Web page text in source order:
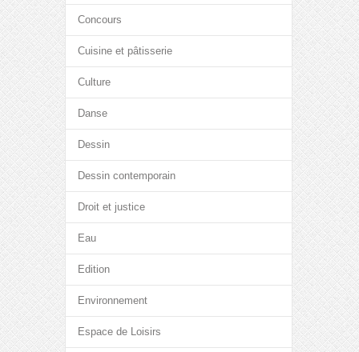
Concours
Cuisine et pâtisserie
Culture
Danse
Dessin
Dessin contemporain
Droit et justice
Eau
Edition
Environnement
Espace de Loisirs